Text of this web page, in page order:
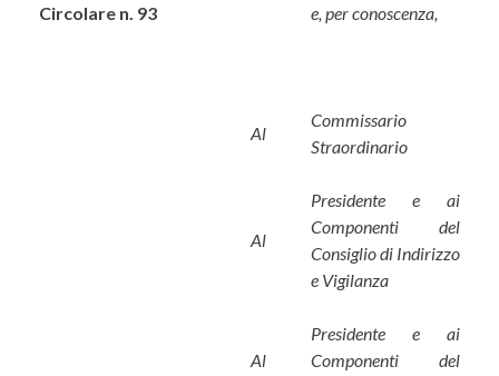
Circolare n. 93 e, per conoscenza,
Al
Commissario
Straordinario
Al
Presidente e ai
Componenti del
Consiglio di Indirizzo
e Vigilanza
Al
Presidente e ai
Componenti del